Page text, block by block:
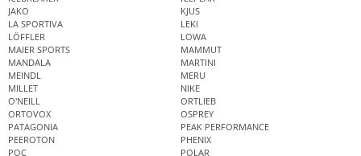
JAKO
KJUS
LA SPORTIVA
LEKI
LÖFFLER
LOWA
MAIER SPORTS
MAMMUT
MANDALA
MARTINI
MEINDL
MERU
MILLET
NIKE
O'NEILL
ORTLIEB
ORTOVOX
OSPREY
PATAGONIA
PEAK PERFORMANCE
PEEROTON
PHENIX
POC
POLAR